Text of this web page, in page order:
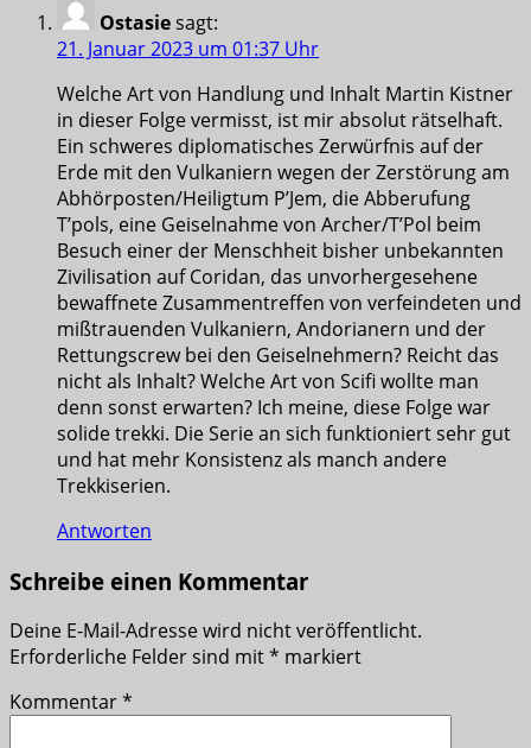
Ostasiesagt:
21. Januar 2023 um 01:37 Uhr
Welche Art von Handlung und Inhalt Martin Kistner
in dieser Folge vermisst, ist mir absolut rätselhaft.
Ein schweres diplomatisches Zerwürfnis auf der
Erde mit den Vulkaniern wegen der Zerstörung am
Abhörposten/Heiligtum P’Jem, die Abberufung
T’pols, eine Geiselnahme von Archer/T’Pol beim
Besuch einer der Menschheit bisher unbekannten
Zivilisation auf Coridan, das unvorhergesehene
bewaffnete Zusammentreffen von verfeindeten und
mißtrauenden Vulkaniern, Andorianern und der
Rettungscrew bei den Geiselnehmern? Reicht das
nicht als Inhalt? Welche Art von Scifi wollte man
denn sonst erwarten? Ich meine, diese Folge war
solide trekki. Die Serie an sich funktioniert sehr gut
und hat mehr Konsistenz als manch andere
Trekkiserien.
Antworten
Schreibe einen Kommentar
Deine E-Mail-Adresse wird nicht veröffentlicht.
Erforderliche Felder sind mit* markiert
Kommentar*